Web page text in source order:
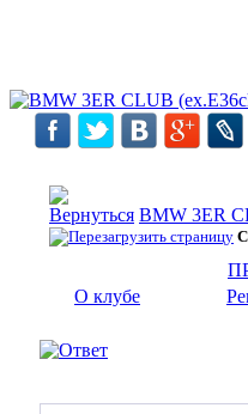
BMW 3ER
О клубе